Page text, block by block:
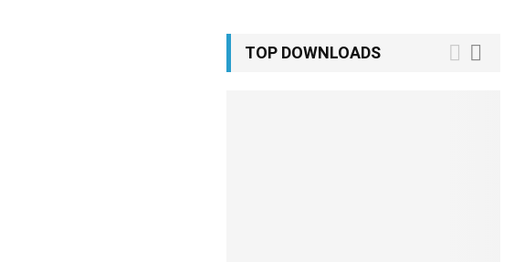
TOP DOWNLOADS